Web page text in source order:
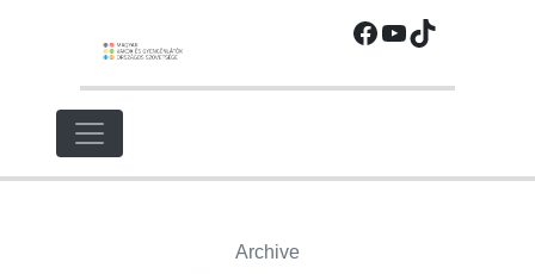
Facebook
YouTube
TikTok
Archive